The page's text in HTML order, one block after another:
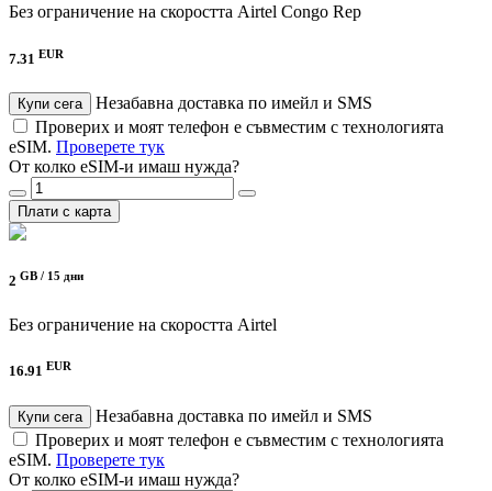
Без ограничение на скоростта Airtel Congo Rep
7.31 EUR
Купи сега
Незабавна доставка по имейл и SMS
Проверих и моят телефон е съвместим с технологията
eSIM. Проверете тук
От колко eSIM-и имаш нужда?
Плати с карта
2 GB / 15 дни
Без ограничение на скоростта Airtel
16.91 EUR
Купи сега
Незабавна доставка по имейл и SMS
Проверих и моят телефон е съвместим с технологията
eSIM. Проверете тук
От колко eSIM-и имаш нужда?